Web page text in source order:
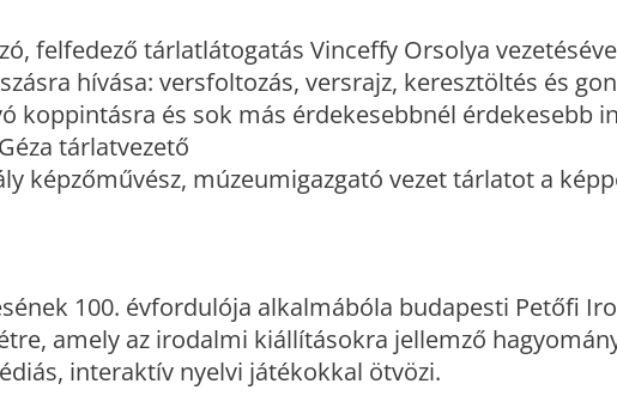
felfedező tárlatlátogatás Vinceffy Orsolya
hívása: versfoltozás, versrajz, keresztöltés és
koppintásra és sok más érdekesebbnél érdekesebb
tárlatvezető
képzőművész, múzeumigazgató vezet tárlatot a
100. évfordulója alkalmábóla budapesti Petőfi
amely az irodalmi kiállításokra jellemző
interaktív nyelvi játékokkal ötvözi.